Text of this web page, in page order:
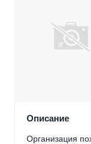
Описание
Организация